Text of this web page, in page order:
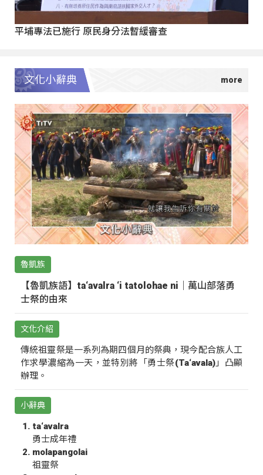
平埔專法已施行 原民身分法暫緩審查
文化小辭典
魯凱族
【魯凱族語】ta‘avalra ‘i tatolohae ni｜萬山部落勇
士祭的由來
文化介紹
傳統祖靈祭是一系列為期四個月的祭典，現今配合族人工
作求學濃縮為一天，並特別將「勇士祭(Ta‘avala)」凸顯
辦理。
小辭典
ta‘avalra
勇士成年禮
molapangolai
祖靈祭